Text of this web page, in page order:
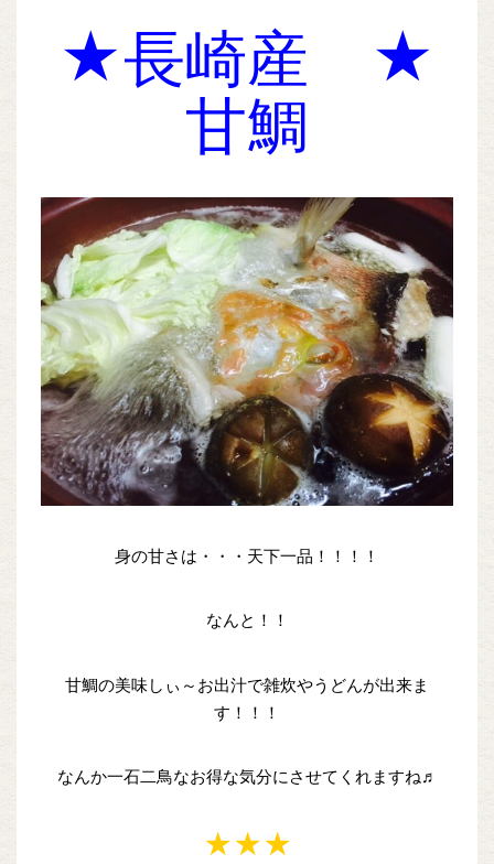
★長崎産 ★
甘鯛
身の甘さは・・・天下一品！！！！
なんと！！
甘鯛の美味しぃ～お出汁で雑炊やうどんが出来ま
す！！！
なんか一石二鳥なお得な気分にさせてくれますね♬
★★★